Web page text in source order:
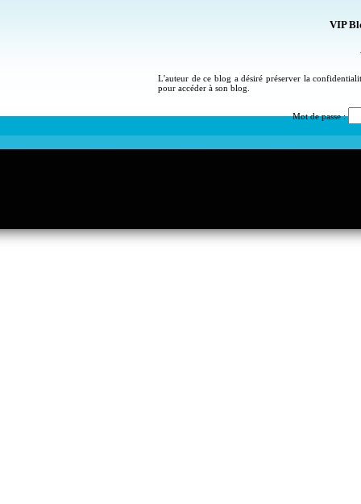
VIP
L'auteur de ce blog a désiré préserver la
pour accéder à son blog.
Mot de passe :